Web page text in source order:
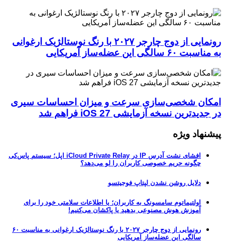
رونمایی از دوج چارجر ۲۰۲۷ با رنگ نوستالژیک ارغوانی
به مناسبت ۶۰ سالگی این عضله‌ساز آمریکایی
امکان شخصی‌سازی سرعت و میزان احساسات سیری
در جدیدترین نسخه آزمایشی iOS 27 فراهم شد
پیشنهاد ویژه
افشای نشت آدرس IP در iCloud Private Relay اپل؛ سیستم پاس‌کی
چگونه حریم خصوصی کاربران را لو می‌دهد؟
دلایل روشن نشدن لپتاپ فوجیتسو
اولتیماتوم سامسونگ به کاربران؛ یا اطلاعات سلامتی خود را برای
آموزش هوش مصنوعی بدهید یا پاکشان می‌کنیم!
رونمایی از دوج چارجر ۲۰۲۷ با رنگ نوستالژیک ارغوانی به مناسبت ۶۰
سالگی این عضله‌ساز آمریکایی